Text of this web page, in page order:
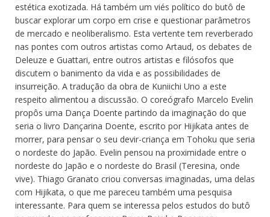
estética exotizada. Há também um viés político do butô de
buscar explorar um corpo em crise e questionar parâmetros
de mercado e neoliberalismo. Esta vertente tem reverberado
nas pontes com outros artistas como Artaud, os debates de
Deleuze e Guattari, entre outros artistas e filósofos que
discutem o banimento da vida e as possibilidades de
insurreição. A tradução da obra de Kuniichi Uno a este
respeito alimentou a discussão. O coreógrafo Marcelo Evelin
propôs uma Dança Doente partindo da imaginação do que
seria o livro Dançarina Doente, escrito por Hijikata antes de
morrer, para pensar o seu devir-criança em Tohoku que seria
o nordeste do Japão. Evelin pensou na proximidade entre o
nordeste do Japão e o nordeste do Brasil (Teresina, onde
vive). Thiago Granato criou conversas imaginadas, uma delas
com Hijikata, o que me pareceu também uma pesquisa
interessante. Para quem se interessa pelos estudos do butô